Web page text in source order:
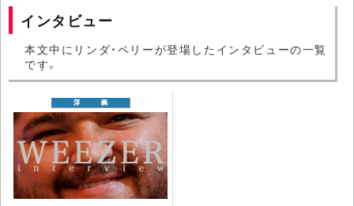
インタビュー
本文中にリンダ・ペリーが登場したインタビューの一覧
です。